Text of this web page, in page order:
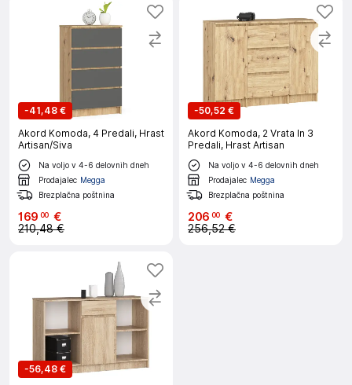
-41,48 €
Akord Komoda, 4 Predali, Hrast
Artisan/Siva
Na voljo v 4-6 delovnih dneh
Prodajalec Megga
Brezplačna poštnina
169 00 €
210,48 €
-50,52 €
Akord Komoda, 2 Vrata In 3
Predali, Hrast Artisan
Na voljo v 4-6 delovnih dneh
Prodajalec Megga
Brezplačna poštnina
206 00 €
256,52 €
-56,48 €